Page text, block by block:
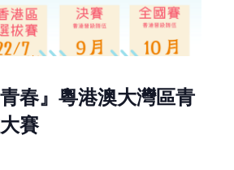
春』粵港澳大灣區青
賽